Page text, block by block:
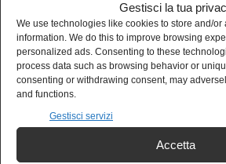
Gestisci la tua
We use technologies like cookies to store and/or
information. We do this to improve browsing
personalized ads. Consenting to these
process data such as browsing behavior or
consenting or withdrawing consent, may
and functions.
Gestisci servizi
Accetta